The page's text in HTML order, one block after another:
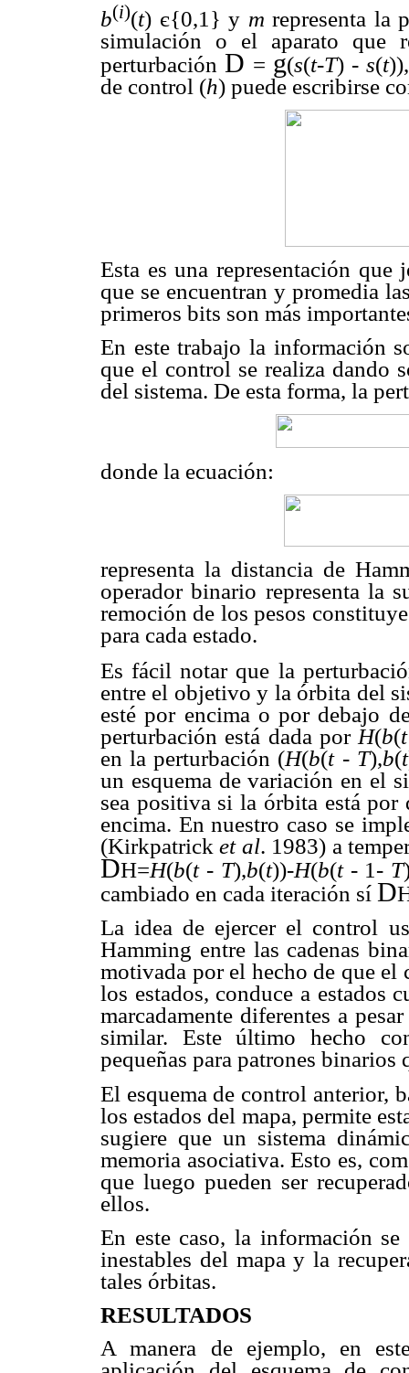
b(i)(t) є{0,1} y m representa la
simulación o el aparato que
perturbación D = g(s(t-T) -s(t
de control (h) puede escribirse
Esta es una representación
que se encuentran y promedia
primeros bits son más
En este trabajo la información
que el control se realiza dando
del sistema. De esta forma, la
donde la ecuación:
representa la distancia de
operador binario representa la
remoción de los pesos
para cada estado.
Es fácil notar que la
entre el objetivo y la órbita del
esté por encima o por debajo
perturbación está dada por H(b(
en la perturbación (H(b(t - T),b(t
un esquema de variación en el
sea positiva si la órbita está
encima. En nuestro caso se
(Kirkpatricket al. 1983) a
DH=H(b(t - T),b(t))-H(b(t - 1- T
cambiado en cada iteración sí D
La idea de ejercer el control
Hamming entre las cadenas
motivada por el hecho de que el
los estados, conduce a estados
marcadamente diferentes a
similar. Este último hecho
pequeñas para patrones binarios
El esquema de control anterior,
los estados del mapa, permite
sugiere que un sistema
memoria asociativa. Esto es,
que luego pueden ser
ellos.
En este caso, la información
inestables del mapa y la
tales órbitas.
RESULTADOS
A manera de ejemplo, en